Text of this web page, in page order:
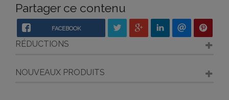
Partager ce contenu
FACEBOOK
RÉDUCTIONS
NOUVEAUX PRODUITS